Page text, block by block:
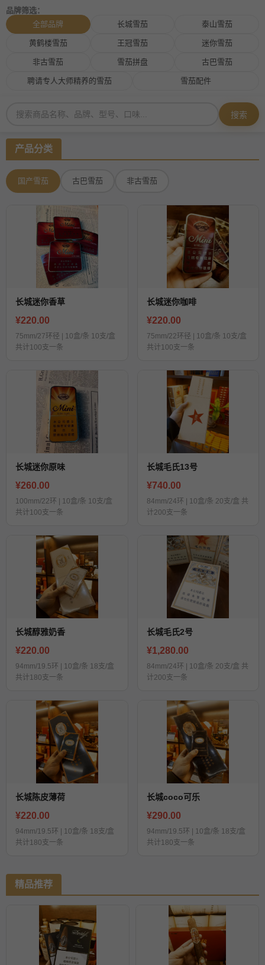
品牌筛选：
全部品牌
长城雪茄 泰山雪茄
黄鹤楼雪茄 王冠雪茄 迷你雪茄
非古雪茄 雪茄拼盘 古巴雪茄
聘请专人大师精养的雪茄 雪茄配件
搜索
产品分类
国产雪茄 古巴雪茄 非古雪茄
长城迷你香草
¥220.00
75mm/27环径 | 10盒/条 10支/盒
共计100支一条
长城迷你咖啡
¥220.00
75mm/22环径 | 10盒/条 10支/盒
共计100支一条
长城迷你原味
¥260.00
100mm/22环 | 10盒/条 10支/盒
共计100支一条
长城毛氏13号
¥740.00
84mm/24环 | 10盒/条 20支/盒 共
计200支一条
长城醇雅奶香
¥220.00
94mm/19.5环 | 10盒/条 18支/盒
共计180支一条
长城毛氏2号
¥1,280.00
84mm/24环 | 10盒/条 20支/盒 共
计200支一条
长城陈皮薄荷
¥220.00
94mm/19.5环 | 10盒/条 18支/盒
共计180支一条
长城coco可乐
¥290.00
94mm/19.5环 | 10盒/条 18支/盒
共计180支一条
精品推荐